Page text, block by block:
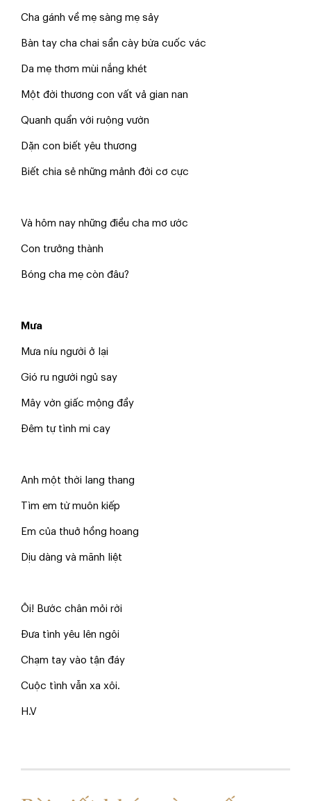
Cha gánh về mẹ sàng mẹ sảy
Bàn tay cha chai sần cày bừa cuốc vác
Da mẹ thơm mùi nắng khét
Một đời thương con vất vả gian nan
Quanh quẩn với ruộng vườn
Dặn con biết yêu thương
Biết chia sẻ những mảnh đời cơ cực
Và hôm nay những điều cha mơ ước
Con trưởng thành
Bóng cha mẹ còn đâu?
Mưa
Mưa níu người ở lại
Gió ru người ngủ say
Mây vờn giấc mộng đầy
Đêm tự tình mi cay
Anh một thời lang thang
Tìm em từ muôn kiếp
Em của thuở hồng hoang
Dịu dàng và mãnh liệt
Ôi! Bước chân mỏi rời
Đưa tình yêu lên ngôi
Chạm tay vào tận đáy
Cuộc tình vẫn xa xôi.
H.V